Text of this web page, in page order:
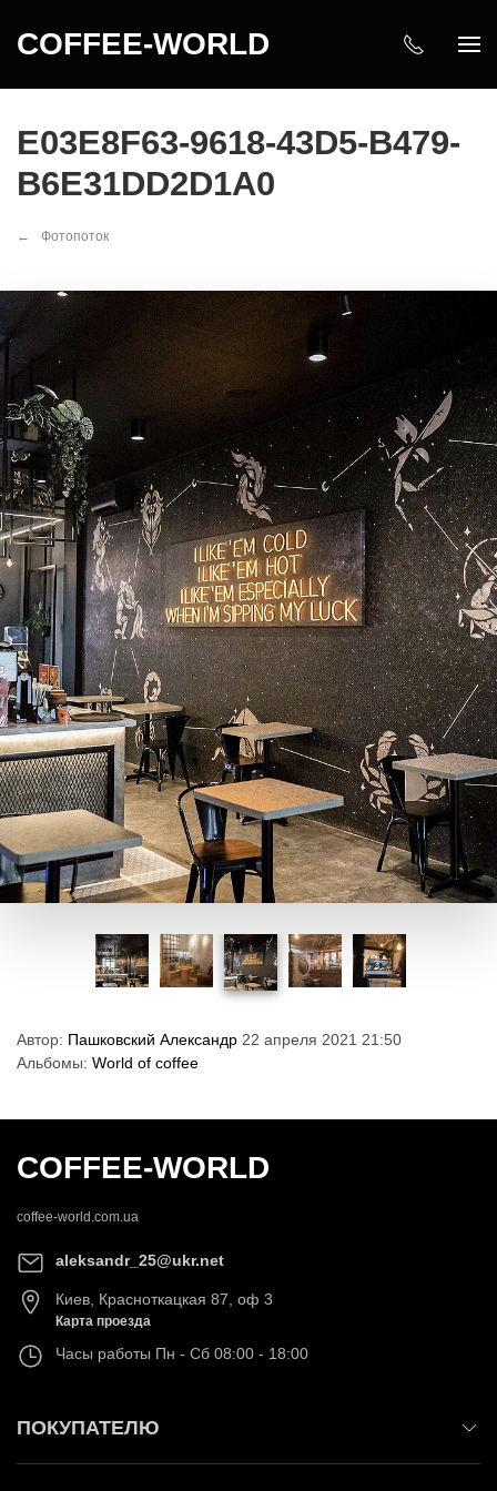
COFFEE-WORLD
E03E8F63-9618-43D5-B479-
B6E31DD2D1A0
Фотопоток
Автор: Пашковский Александр 22 апреля 2021 21:50
Альбомы: World of coffee
COFFEE-WORLD
coffee-world.com.ua
aleksandr_25@ukr.net
Киев Красноткацкая 87, оф 3
Карта проезда
Часы работы Пн - Сб 08:00 - 18:00
ПОКУПАТЕЛЮ